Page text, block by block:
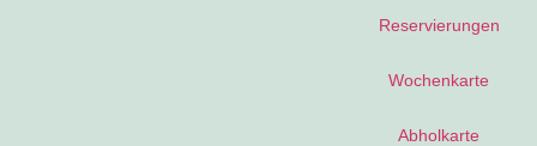
Reservierungen
Wochenkarte
Abholkarte